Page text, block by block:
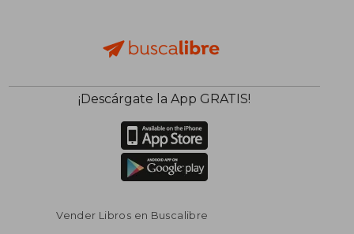
¡Descárgate la App GRATIS!
Vender Libros en Buscalibre